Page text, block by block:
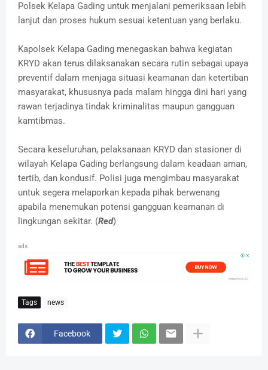
Polsek Kelapa Gading untuk menjalani pemeriksaan lebih
lanjut dan proses hukum sesuai ketentuan yang berlaku.
Kapolsek Kelapa Gading menegaskan bahwa kegiatan
KRYD akan terus dilaksanakan secara rutin sebagai upaya
preventif dalam menjaga situasi keamanan dan ketertiban
masyarakat, khususnya pada malam hingga dini hari yang
rawan terjadinya tindak kriminalitas maupun gangguan
kamtibmas.
Secara keseluruhan, pelaksanaan KRYD dan stasioner di
wilayah Kelapa Gading berlangsung dalam keadaan aman,
tertib, dan kondusif. Polisi juga mengimbau masyarakat
untuk segera melaporkan kepada pihak berwenang
apabila menemukan potensi gangguan keamanan di
lingkungan sekitar. (Red)
ads
Tags news
Facebook